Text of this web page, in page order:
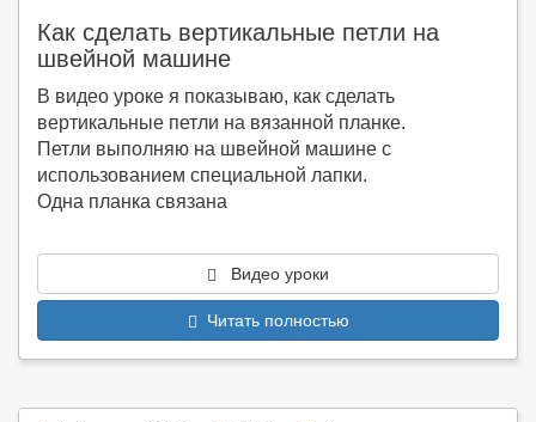
Как сделать вертикальные петли на
швейной машине
В видео уроке я показываю, как сделать
вертикальные петли на вязанной планке.
Петли выполняю на швейной машине с
использованием специальной лапки.
Одна планка связана
Видео уроки
Читать полностью